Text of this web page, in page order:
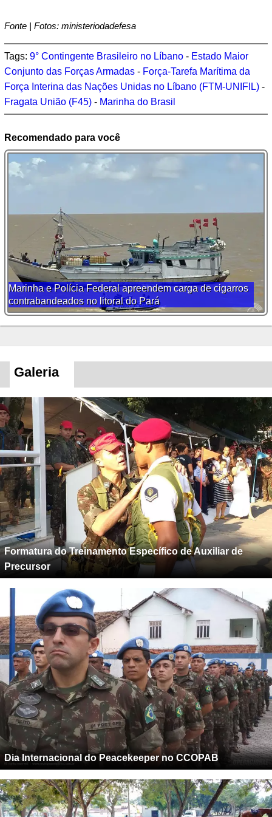
Fonte | Fotos: ministeriodadefesa
Tags: 9° Contingente Brasileiro no Líbano - Estado Maior
Conjunto das Forças Armadas - Força-Tarefa Marítima da
Força Interina das Nações Unidas no Líbano (FTM-UNIFIL) -
Fragata União (F45) - Marinha do Brasil
Recomendado para você
Marinha e Polícia Federal apreendem carga de cigarros
contrabandeados no litoral do Pará
Galeria
Formatura do Treinamento Específico de Auxiliar de
Precursor
Dia Internacional do Peacekeeper no CCOPAB